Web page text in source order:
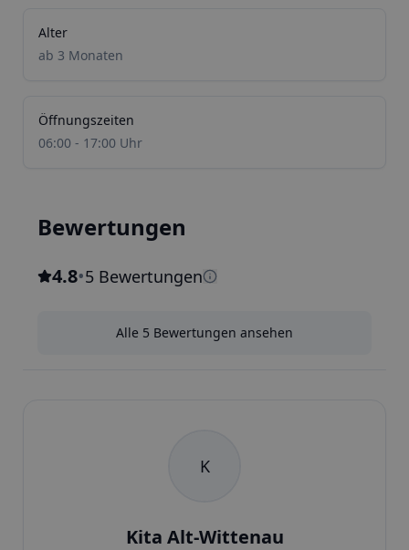
Alter
ab 3 Monaten
Öffnungszeiten
06:00 - 17:00 Uhr
Bewertungen
4.8•5 Bewertungen
Alle 5 Bewertungen ansehen
K
Kita Alt-Wittenau